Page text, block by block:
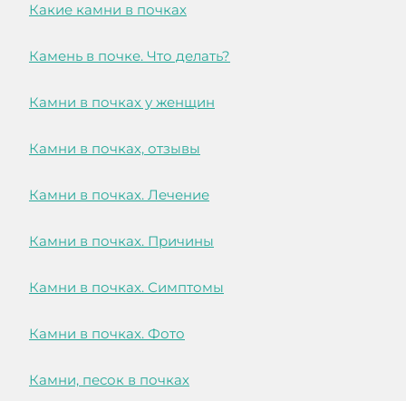
Какие камни в почках
Камень в почке. Что делать?
Камни в почках у женщин
Камни в почках, отзывы
Камни в почках. Лечение
Камни в почках. Причины
Камни в почках. Симптомы
Камни в почках. Фото
Камни, песок в почках